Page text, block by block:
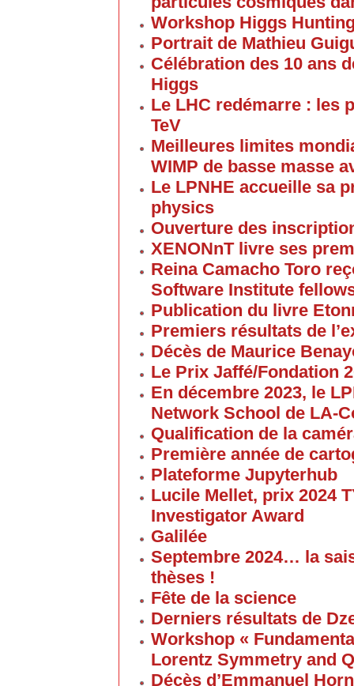
Workshop Higgs
Portrait de Mathieu
Célébration des 10 ans
Higgs
Le LHC redémarre : les
TeV
Meilleures limites
WIMP de basse masse
Le LPNHE accueille sa
physics
Ouverture des
XENONnT livre ses
Reina Camacho Toro
Software Institute
Publication du livre
Premiers résultats de
Décès de Maurice
Le Prix Jaffé/Fondation
En décembre 2023, le
Network School de LA-
Qualification de la
Première année de
Plateforme Jupyterhub
Lucile Mellet, prix 2024
Investigator Award
Galilée
Septembre 2024… la
thèses !
Fête de la science
Derniers résultats de
Workshop «
Lorentz Symmetry and
Décès d’Emmanuel